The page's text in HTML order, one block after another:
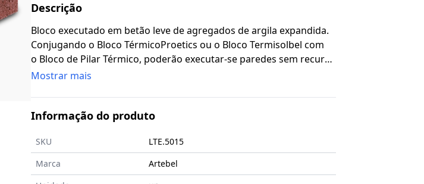
Descrição
Bloco executado em betão leve de agregados de argila expandida.
Conjugando o Bloco TérmicoProetics ou o Bloco Termisolbel com
o Bloco de Pilar Térmico, poderão executar-se paredes sem recurso
a cofragem tradicional. Produto ideal para a utilização com ETICS.
Mostrar mais
Informação do produto
SKU
LTE.5015
Marca
Artebel